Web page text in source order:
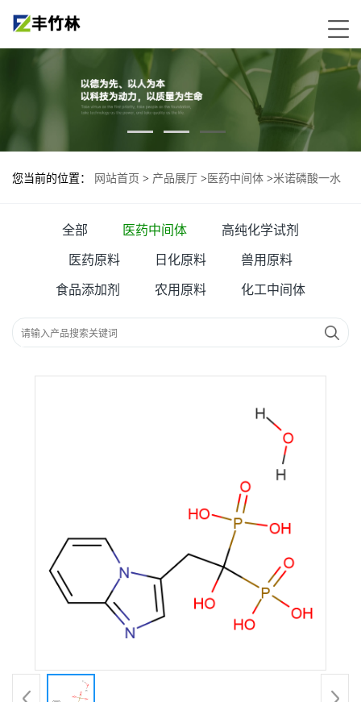
您当前的位置： 网站首页 > 产品展厅 > 医药中间体 >米诺磷酸一水
全部 医药中间体 高纯化学试剂
医药原料 日化原料 兽用原料
食品添加剂 农用原料 化工中间体